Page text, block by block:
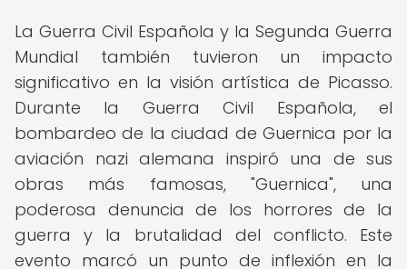
La Guerra Civil Española y la Segunda Guerra
Mundial también tuvieron un impacto
significativo en la visión artística de Picasso.
Durante la Guerra Civil Española, el
bombardeo de la ciudad de Guernica por la
aviación nazi alemana inspiró una de sus
obras más famosas, "Guernica", una
poderosa denuncia de los horrores de la
guerra y la brutalidad del conflicto. Este
evento marcó un punto de inflexión en la